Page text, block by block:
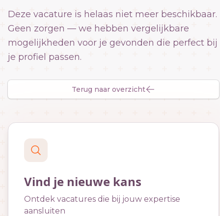
Deze vacature is helaas niet meer beschikbaar.
Geen zorgen — we hebben vergelijkbare
mogelijkheden voor je gevonden die perfect bij
je profiel passen.
Terug naar overzicht
Vind je nieuwe kans
Ontdek vacatures die bij jouw expertise
aansluiten